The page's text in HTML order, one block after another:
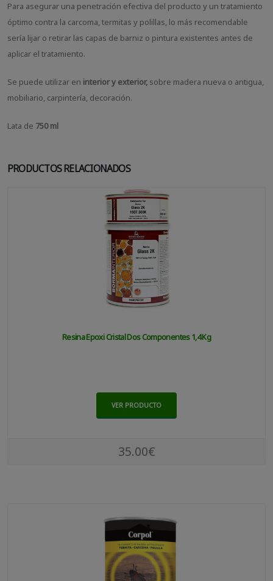
Para asegurar una penetración efectiva del producto y un tratamiento
óptimo contra la carcoma, termitas y polillas, lo más recomendable
sería lijar o retirar las capas de barniz o pintura existentes antes de
aplicar el tratamiento.
Se puede utilizar en interior y exterior, sobre madera nueva o antigua,
mobiliario, carpintería, decoración.
Lata de 750 ml
PRODUCTOS RELACIONADOS
Resina Epoxi Cristal Dos Componentes 1,4 Kg
VER PRODUCTO
35.00€